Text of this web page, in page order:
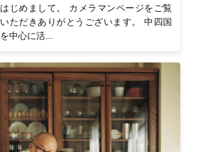
はじめまして。 カメラマンページをご覧
いただきありがとうございます。 中四国
を中心に活...